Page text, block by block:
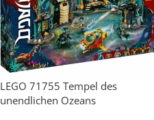
LEGO 71755 Tempel des
unendlichen Ozeans